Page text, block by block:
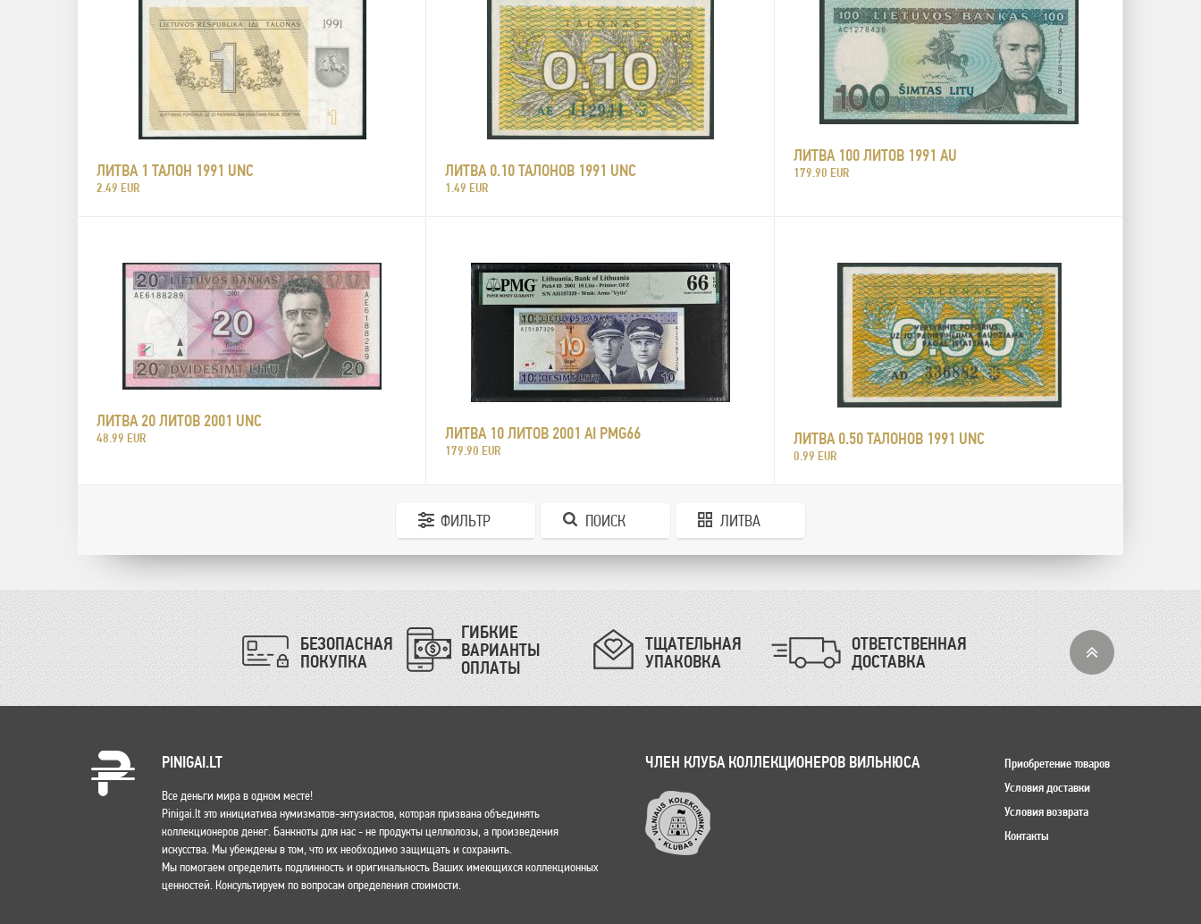
ЛИТВА 1 ТАЛОН 1991 UNC
2.49 EUR
ЛИТВА 0.10 ТАЛОНОВ 1991 UNC
1.49 EUR
ЛИТВА 100 ЛИТОВ 1991 AU
179.90 EUR
ЛИТВА 20 ЛИТОВ 2001 UNC
48.99 EUR ЛИТВА 10 ЛИТОВ 2001 AI PMG66
179.90 EUR
ЛИТВА 0.50 ТАЛОНОВ 1991 UNC
0.99 EUR
ФИЛЬТР ПОИСК ЛИТВА
БЕЗОПАСНАЯ
ПОКУПКА
ГИБКИЕ
ВАРИАНТЫ
ОПЛАТЫ
ТЩАТЕЛЬНАЯ
УПАКОВКА
ОТВЕТСТВЕННАЯ
ДОСТАВКА
PINIGAI.LT
Все деньги мира в одном месте!
Pinigai.lt это инициатива нумизматов-энтузиастов, которая призвана объединять
коллекционеров денег. Банкноты для нас - не продукты целлюлозы, а произведения
искусства. Мы убеждены в том, что их необходимо защищать и сохранить.
Мы помогаем определить подлинность и оригинальность Ваших имеющихся коллекционных
ценностей. Консультируем по вопросам определения стоимости.
ЧЛЕН КЛУБА КОЛЛЕКЦИОНЕРОВ ВИЛЬНЮСА
Приобретение товаров
Условия доставки
Условия возврата
Контакты